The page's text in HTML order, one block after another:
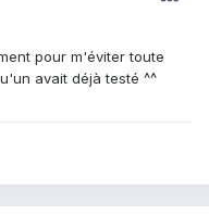
pour m'éviter toute
avait déjà testé ^^